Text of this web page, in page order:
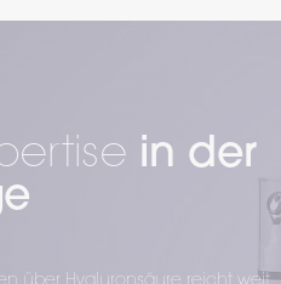
in der